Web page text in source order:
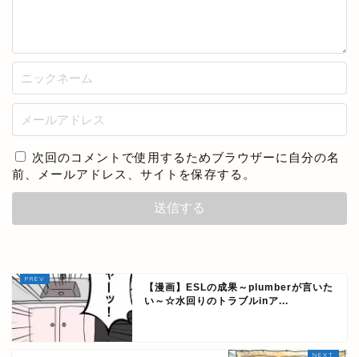
次回のコメントで使用するためブラウザーに自分の名
前、メールアドレス、サイトを保存する。
【漫画】ESLの成果～plumberが言いた
い～☆水回りのトラブルinア...